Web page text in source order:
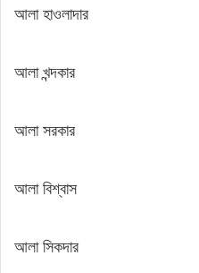
আলা হাওলাদার
আলা খন্দকার
আলা সরকার
আলা বিশ্বাস
আলা সিকদার